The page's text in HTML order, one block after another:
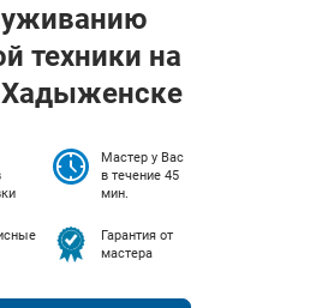
техники на
Мастер у Вас
в течение 45
мин.
Гарантия от
мастера